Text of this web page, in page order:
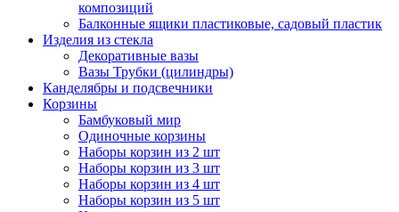
композиций
Балконные ящики пластиковые, садовый пластик
Изделия из стекла
Декоративные вазы
Вазы Трубки (цилиндры)
Канделябры и подсвечники
Корзины
Бамбуковый мир
Одиночные корзины
Наборы корзин из 2 шт
Наборы корзин из 3 шт
Наборы корзин из 4 шт
Наборы корзин из 5 шт